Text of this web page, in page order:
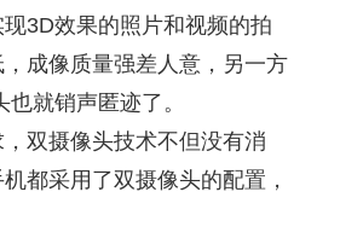
3D效果的照片和视频的拍
成像质量强差人意，另一方
就销声匿迹了。
双摄像头技术不但没有消
都采用了双摄像头的配置，